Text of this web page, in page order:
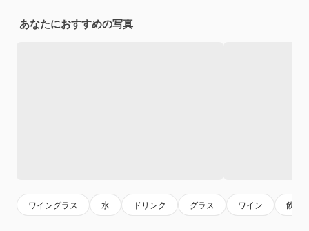
あなたにおすすめの写真
ワイングラス 水 ドリンク グラス ワイン 飲み